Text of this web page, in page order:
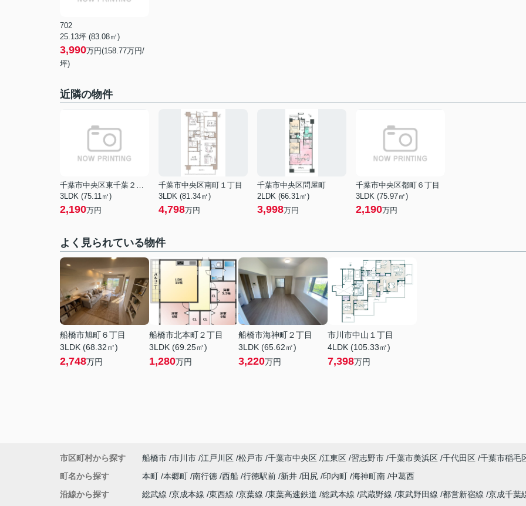
702
25.13坪 (83.08㎡)
3,990万円(158.77万円/
坪)
近隣の物件
千葉市中央区東千葉２丁目
3LDK (75.11㎡)
2,190万円
千葉市中央区南町１丁目
3LDK (81.34㎡)
4,798万円
千葉市中央区問屋町
2LDK (66.31㎡)
3,998万円
千葉市中央区都町６丁目
3LDK (75.97㎡)
2,190万円
よく見られている物件
船橋市旭町６丁目
3LDK (68.32㎡)
2,748万円
船橋市北本町２丁目
3LDK (69.25㎡)
1,280万円
船橋市海神町２丁目
3LDK (65.62㎡)
3,220万円
市川市中山１丁目
4LDK (105.33㎡)
7,398万円
市区町村から探す 船橋市 市川市 江戸川区 松戸市 千葉市中央区 江東区 習志野市 千葉市美浜区 千代田区 千葉市稲毛
町名から探す
本町 本郷町 南行徳 西船 行徳駅前 新井 田尻 印内町 海神町南 中葛西
沿線から探す
総武線 京成本線 東西線 京葉線 東葉高速鉄道 総武本線 武蔵野線 東武野田線 都営新宿線 京成千葉